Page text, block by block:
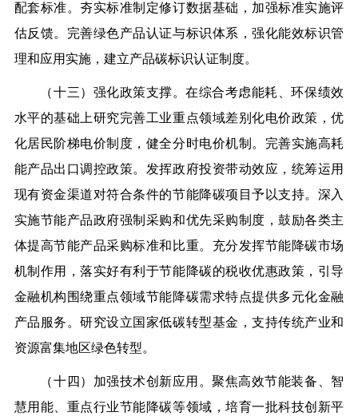
配套标准。夯实标准制定修订数据基础，加强标准实施评
估反馈。完善绿色产品认证与标识体系，强化能效标识管
理和应用实施，建立产品碳标识认证制度。
（十三）强化政策支撑。在综合考虑能耗、环保绩效
水平的基础上研究完善工业重点领域差别化电价政策，优
化居民阶梯电价制度，健全分时电价机制。完善实施高耗
能产品出口调控政策。发挥政府投资带动效应，统筹运用
现有资金渠道对符合条件的节能降碳项目予以支持。深入
实施节能产品政府强制采购和优先采购制度，鼓励各类主
体提高节能产品采购标准和比重。充分发挥节能降碳市场
机制作用，落实好有利于节能降碳的税收优惠政策，引导
金融机构围绕重点领域节能降碳需求特点提供多元化金融
产品服务。研究设立国家低碳转型基金，支持传统产业和
资源富集地区绿色转型。
（十四）加强技术创新应用。聚焦高效节能装备、智
慧用能、重点行业节能降碳等领域，培育一批科技创新平